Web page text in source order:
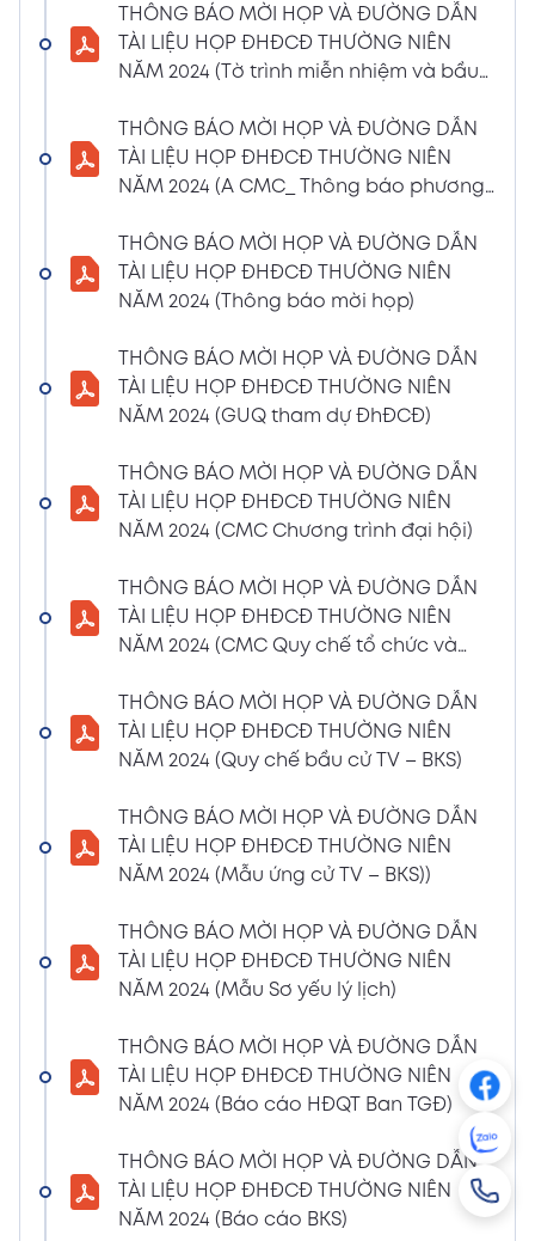
6:07 PM
THÔNG BÁO MỜI HỌP VÀ ĐƯỜNG DẪN TÀI
LIỆU HỌP ĐHĐCĐ THƯỜNG NIÊN NĂM
01/04/2024
4:00 PM
CBTT về việc nhận được Đơn từ nhiệm vị trí
Thùy Giang và bà Nguyễn Hồng Oanh
04/03/2024
11:29 AM
hiện quyền tham dự ĐHĐCĐ thường niên
năm 2024
Xem PDF
30/01/2024
BÁO CÁO TÌNH HÌNH QUẢN TRỊ NĂM 2023
17/01/2024
Nghị quyết HĐQT số 02 về việc CMC thông
qua việc chốt ngày đăng ký cuối cùng để
thực hiện quyền nhận lãi Trái Phiếu
Xem PDF
NGHỊ QUYẾT SỐ 01/2024/NQ-HĐQT VỀ VIỆC
GÓP VỐN THÀNH LẬP CÔNG TY TNHH ĐẦU
08/01/2024
4:38 PM
CHỨNG NHẬN ĐĂNG KÝ HOẠT ĐỘNG CHI
NHÁNH MÃ SỐ 2600106523-002
Xem PDF
04/01/2024
CBTT VỀ QUYẾT ĐỊNH MIỄN NHIỆM PTGĐ
04/01/2024
CBTT VỀ QUYẾT ĐỊNH BỔ NHIỆM PTGĐ KHỐI
HỖ TRỢ
Xem PDF
18/12/2023
4:48 PM
BKS)
THÔNG BÁO MỜI HỌP VÀ ĐƯỜNG DẪN
TÀI LIỆU HỌP ĐHĐCĐ THƯỜNG NIÊN
NĂM 2024 (Tờ trình miễn nhiệm và bầu
THÔNG BÁO MỜI HỌP VÀ ĐƯỜNG DẪN
TÀI LIỆU HỌP ĐHĐCĐ THƯỜNG NIÊN
NĂM 2024 (A CMC_ Thông báo phương
THÔNG BÁO MỜI HỌP VÀ ĐƯỜNG DẪN
TÀI LIỆU HỌP ĐHĐCĐ THƯỜNG NIÊN
NĂM 2024 (Thông báo mời họp)
THÔNG BÁO MỜI HỌP VÀ ĐƯỜNG DẪN
TÀI LIỆU HỌP ĐHĐCĐ THƯỜNG NIÊN
NĂM 2024 (GUQ tham dự ĐhĐCĐ)
THÔNG BÁO MỜI HỌP VÀ ĐƯỜNG DẪN
TÀI LIỆU HỌP ĐHĐCĐ THƯỜNG NIÊN
NĂM 2024 (CMC Chương trình đại hội)
THÔNG BÁO MỜI HỌP VÀ ĐƯỜNG DẪN
TÀI LIỆU HỌP ĐHĐCĐ THƯỜNG NIÊN
NĂM 2024 (CMC Quy chế tổ chức và
THÔNG BÁO MỜI HỌP VÀ ĐƯỜNG DẪN
TÀI LIỆU HỌP ĐHĐCĐ THƯỜNG NIÊN
NĂM 2024 (Quy chế bầu cử TV – BKS)
THÔNG BÁO MỜI HỌP VÀ ĐƯỜNG DẪN
TÀI LIỆU HỌP ĐHĐCĐ THƯỜNG NIÊN
NĂM 2024 (Mẫu ứng cử TV – BKS))
THÔNG BÁO MỜI HỌP VÀ ĐƯỜNG DẪN
TÀI LIỆU HỌP ĐHĐCĐ THƯỜNG NIÊN
NĂM 2024 (Mẫu Sơ yếu lý lịch)
THÔNG BÁO MỜI HỌP VÀ ĐƯỜNG DẪN
TÀI LIỆU HỌP ĐHĐCĐ THƯỜNG NIÊN
NĂM 2024 (Báo cáo HĐQT Ban TGĐ)
THÔNG BÁO MỜI HỌP VÀ ĐƯỜNG DẪN
TÀI LIỆU HỌP ĐHĐCĐ THƯỜNG NIÊN
NĂM 2024 (Báo cáo BKS)